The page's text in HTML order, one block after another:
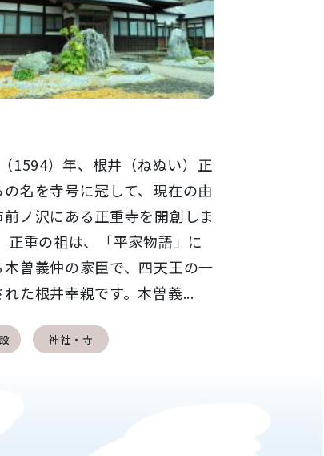
1594）年、根井（ねぬい）正
名を寺号に冠して、現在の由
ノ沢にある正重寺を開創しま
重の祖は、「平家物語」に
曽義仲の家臣で、四天王の一
れた根井幸親です。木曽義...
神社・寺